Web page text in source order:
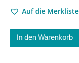
Auf die Merkliste
In den Warenkorb